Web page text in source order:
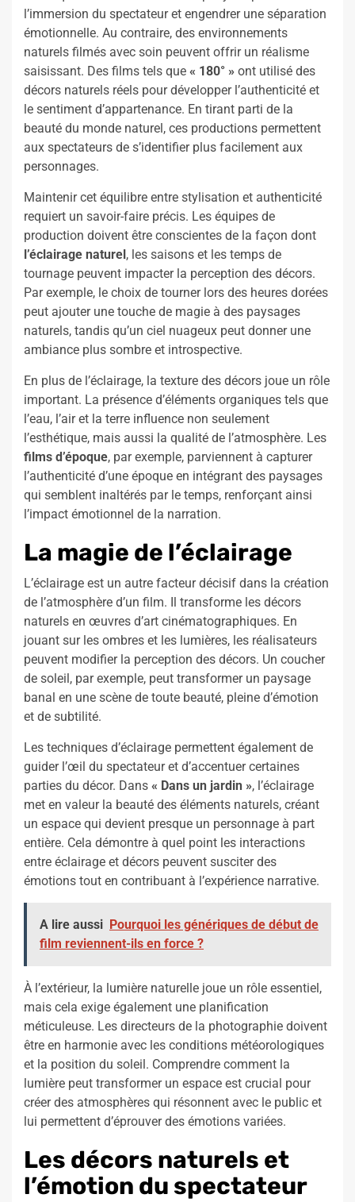
l’immersion du spectateur et engendrer une séparation
émotionnelle. Au contraire, des environnements
naturels filmés avec soin peuvent offrir un réalisme
saisissant. Des films tels que « 180° » ont utilisé des
décors naturels réels pour développer l’authenticité et
le sentiment d’appartenance. En tirant parti de la
beauté du monde naturel, ces productions permettent
aux spectateurs de s’identifier plus facilement aux
personnages.
Maintenir cet équilibre entre stylisation et authenticité
requiert un savoir-faire précis. Les équipes de
production doivent être conscientes de la façon dont
l’éclairage naturel , les saisons et les temps de
tournage peuvent impacter la perception des décors.
Par exemple, le choix de tourner lors des heures dorées
peut ajouter une touche de magie à des paysages
naturels, tandis qu’un ciel nuageux peut donner une
ambiance plus sombre et introspective.
En plus de l’éclairage, la texture des décors joue un rôle
important. La présence d’éléments organiques tels que
l’eau, l’air et la terre influence non seulement
l’esthétique, mais aussi la qualité de l’atmosphère. Les
films d’époque, par exemple, parviennent à capturer
l’authenticité d’une époque en intégrant des paysages
qui semblent inaltérés par le temps, renforçant ainsi
l’impact émotionnel de la narration.
La magie de l’éclairage
L’éclairage est un autre facteur décisif dans la création
de l’atmosphère d’un film. Il transforme les décors
naturels en œuvres d’art cinématographiques. En
jouant sur les ombres et les lumières, les réalisateurs
peuvent modifier la perception des décors. Un coucher
de soleil, par exemple, peut transformer un paysage
banal en une scène de toute beauté, pleine d’émotion
et de subtilité.
Les techniques d’éclairage permettent également de
guider l’œil du spectateur et d’accentuer certaines
parties du décor. Dans « Dans un jardin », l’éclairage
met en valeur la beauté des éléments naturels, créant
un espace qui devient presque un personnage à part
entière. Cela démontre à quel point les interactions
entre éclairage et décors peuvent susciter des
émotions tout en contribuant à l’expérience narrative.
A lire aussi Pourquoi les génériques de début de
film reviennent-ils en force ?
À l’extérieur, la lumière naturelle joue un rôle essentiel,
mais cela exige également une planification
méticuleuse. Les directeurs de la photographie doivent
être en harmonie avec les conditions météorologiques
et la position du soleil. Comprendre comment la
lumière peut transformer un espace est crucial pour
créer des atmosphères qui résonnent avec le public et
lui permettent d’éprouver des émotions variées.
Les décors naturels et
l’émotion du spectateur